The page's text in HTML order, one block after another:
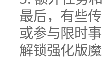
最后，有些
或参与限时
解锁强化版魔